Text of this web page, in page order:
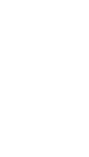
přístup do bazénu
Ostatní vybavení
východ, francouzská
30.09)
Junior Suite Bar,